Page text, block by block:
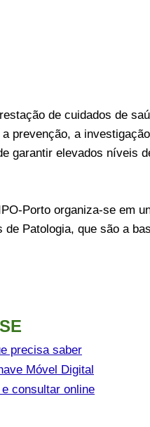
de cuidados de
prevenção, a
garantir elevados níveis
Porto organiza-se em
Patologia, que são a
precisa saber
Móvel Digital
consultar online